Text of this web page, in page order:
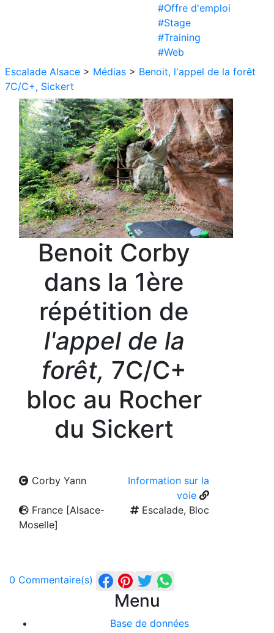
#Offre d'emploi
#Stage
#Training
#Web
Escalade Alsace > Médias > Benoit, l'appel de la forêt
7C/C+, Sickert
Benoit Corby
dans la 1ère
répétition de
l'appel de la
forêt, 7C/C+
bloc au Rocher
du Sickert
Corby Yann
Information sur la
voie
France [Alsace-
Moselle]
Escalade, Bloc
0 Commentaire(s)
Menu
Base de données